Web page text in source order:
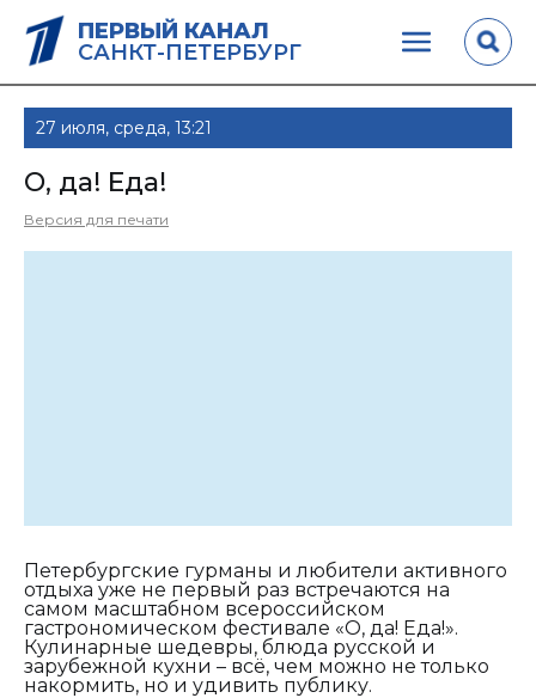
ПЕРВЫЙ КАНАЛ
САНКТ-ПЕТЕРБУРГ
27 июля, среда, 13:21
О, да! Еда!
Версия для печати
Петербургские гурманы и любители активного
отдыха уже не первый раз встречаются на
самом масштабном всероссийском
гастрономическом фестивале «О, да! Еда!».
Кулинарные шедевры, блюда русской и
зарубежной кухни – всё, чем можно не только
накормить, но и удивить публику.